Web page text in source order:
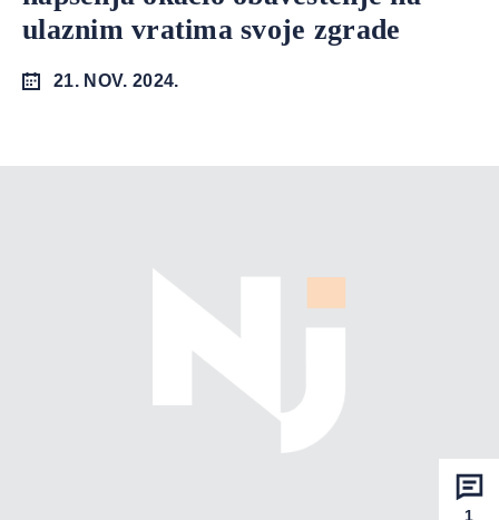
ulaznim vratima svoje zgrade
21. NOV. 2024.
1